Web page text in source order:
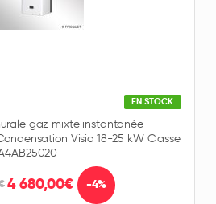
EN STOCK
gaz mixte instantanée
Visio 18-25 kW Classe
4 680,00€ -4%